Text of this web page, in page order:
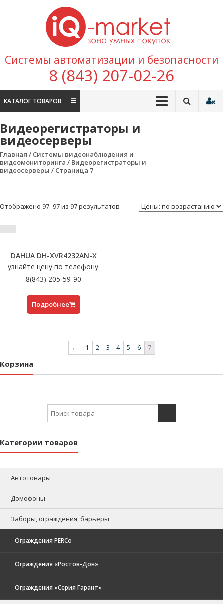
Перейти к содержимому
покупок
Системы автоматизации и безопасности
8 (843) 207-02-26
КАТАЛОГ ТОВАРОВ
Видеорегистраторы и
видеосерверы
Главная / Системы видеонаблюдения и
видеомониторинга / Видеорегистраторы и
видеосерверы / Страница 7
Отображено 97–97 из 97 результатов
DAHUA DH-XVR4232AN-X
узнайте цену по телефону:
8(843) 205-59-90
Подробнее
← 1 2 3 4 5 6 7
Корзина
Search for:
Категории товаров
Автотовары
Домофоны
Заборы, ограждения, барьеры
Ограждения PERCo
Ограждения «Ростов-Дон»
Ограждения «Серия Гарант»